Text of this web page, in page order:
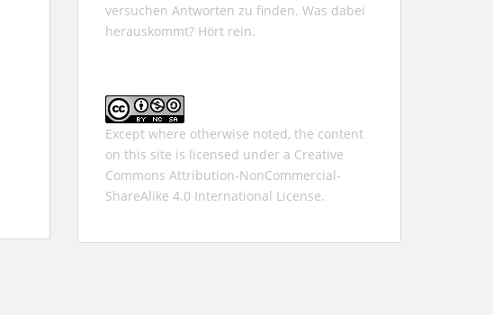
versuchen Antworten zu finden. Was dabei
herauskommt? Hört rein.
Except where otherwise noted, the content
on this site is licensed under a Creative
Commons Attribution-NonCommercial-
ShareAlike 4.0 International License.